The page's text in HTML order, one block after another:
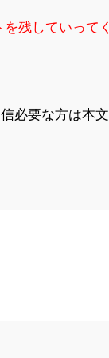
残していって
必要な方は本